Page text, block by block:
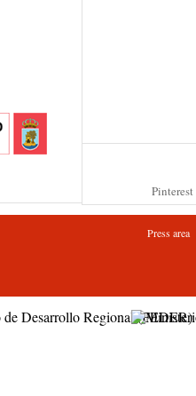
Pinterest
Press area